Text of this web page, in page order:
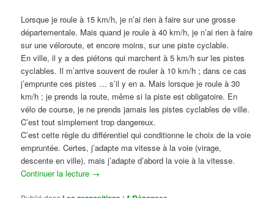
Lorsque je roule à 15 km/h, je n’ai rien à faire sur une grosse
départementale. Mais quand je roule à 40 km/h, je n’ai rien à faire
sur une véloroute, et encore moins, sur une piste cyclable.
En ville, il y a des piétons qui marchent à 5 km/h sur les pistes
cyclables. Il m’arrive souvent de rouler à 10 km/h ; dans ce cas
j’emprunte ces pistes … s’il y en a. Mais lorsque je roule à 30
km/h ; je prends la route, même si la piste est obligatoire. En
vélo de course, je ne prends jamais les pistes cyclables de ville.
C’est tout simplement trop dangereux.
C’est cette règle du différentiel qui conditionne le choix de la voie
empruntée. Certes, j’adapte ma vitesse à la voie (virage,
descente en ville), mais j’adapte d’abord la voie à la vitesse.
Continuer la lecture →